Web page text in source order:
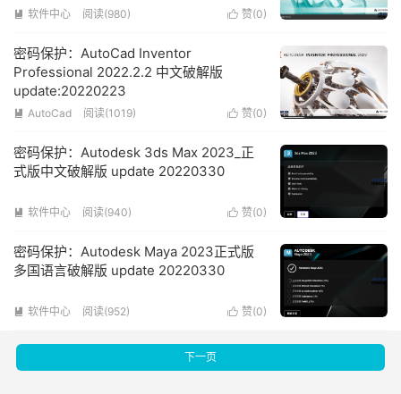
 赞(0)
 软件中心 阅读(980)
密码保护：AutoCad Inventor
Professional 2022.2.2 中文破解版
update:20220223
 赞(0)
 AutoCad 阅读(1019)
密码保护：Autodesk 3ds Max 2023_正
式版中文破解版 update 20220330
 赞(0)
 软件中心 阅读(940)
密码保护：Autodesk Maya 2023正式版
多国语言破解版 update 20220330
 赞(0)
 软件中心 阅读(952)
下一页